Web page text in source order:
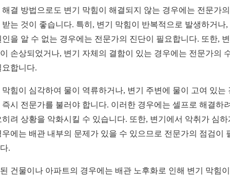
해결 방법으로도 변기 막힘이 해결되지 않는 경우에는 전문가
받는 것이 좋습니다. 특히, 변기 막힘이 반복적으로 발생하거나,
인을 알 수 없는 경우에는 전문가의 진단이 필요합니다. 또한,
손상되었거나, 변기 자체의 결함이 있는 경우에는 전문가의
요합니다.
막힘이 심각하여 물이 역류하거나, 변기 주변에 물이 고여 있는
즉시 전문가를 불러야 합니다. 이러한 경우에는 셀프로 해결하
히려 상황을 악화시킬 수 있습니다. 또한, 변기에서 악취가 심하
우에는 배관 내부의 문제가 있을 수 있으므로 전문가의 점검이
.
건물이나 아파트의 경우에는 배관 노후화로 인해 변기 막힘